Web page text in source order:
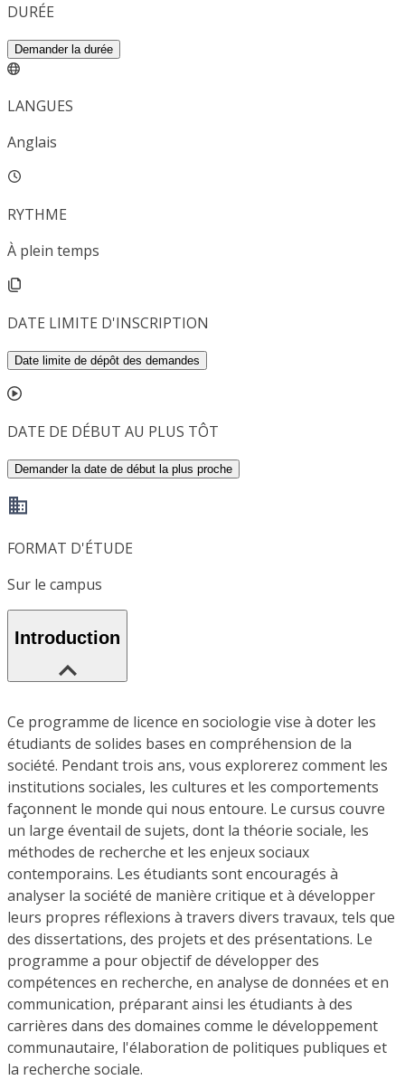
DURÉE
Demander la durée
LANGUES
Anglais
RYTHME
À plein temps
DATE LIMITE D'INSCRIPTION
Date limite de dépôt des demandes
DATE DE DÉBUT AU PLUS TÔT
Demander la date de début la plus proche
FORMAT D'ÉTUDE
Sur le campus
Introduction
Ce programme de licence en sociologie vise à doter les
étudiants de solides bases en compréhension de la
société. Pendant trois ans, vous explorerez comment les
institutions sociales, les cultures et les comportements
façonnent le monde qui nous entoure. Le cursus couvre
un large éventail de sujets, dont la théorie sociale, les
méthodes de recherche et les enjeux sociaux
contemporains. Les étudiants sont encouragés à
analyser la société de manière critique et à développer
leurs propres réflexions à travers divers travaux, tels que
des dissertations, des projets et des présentations. Le
programme a pour objectif de développer des
compétences en recherche, en analyse de données et en
communication, préparant ainsi les étudiants à des
carrières dans des domaines comme le développement
communautaire, l'élaboration de politiques publiques et
la recherche sociale.